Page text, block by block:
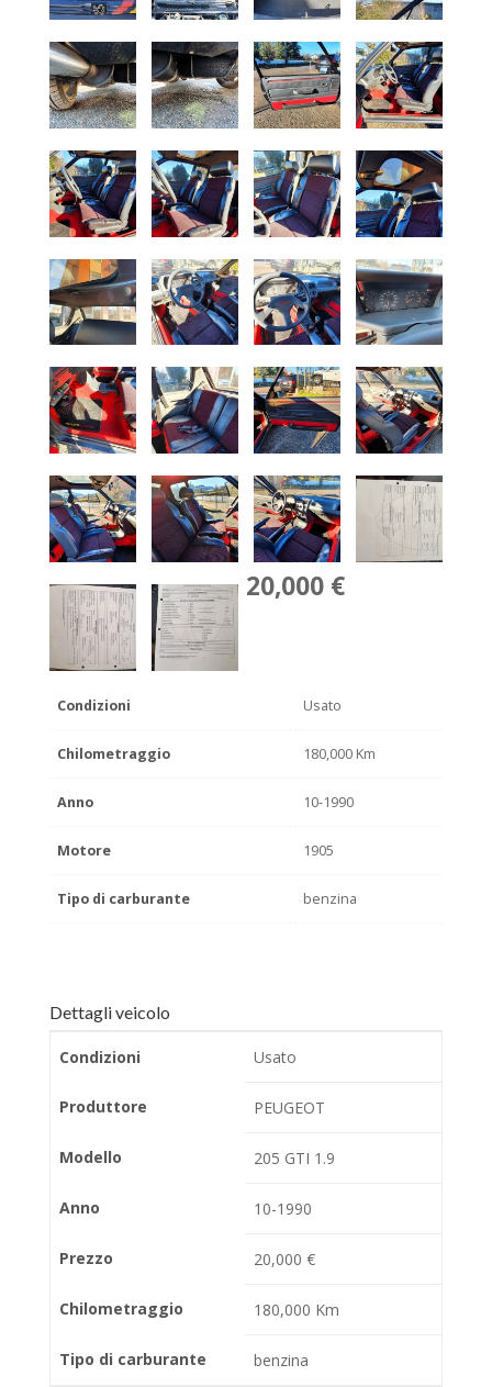
20,000 €
Condizioni Usato
Chilometraggio 180,000 Km
Anno 10-1990
Motore 1905
Tipo di carburante benzina
Dettagli veicolo
Condizioni Usato
Produttore PEUGEOT
Modello 205 GTI 1.9
Anno 10-1990
Prezzo 20,000 €
Chilometraggio 180,000 Km
Tipo di carburante benzina